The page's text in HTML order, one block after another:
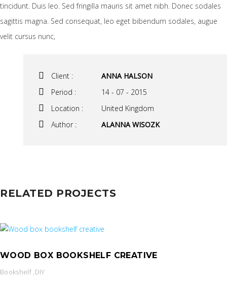
tincidunt. Duis leo. Sed fringilla mauris sit amet nibh. Donec sodales
sagittis magna. Sed consequat, leo eget bibendum sodales, augue
velit cursus nunc,
Client :
ANNA HALSON
Period :
14 - 07 - 2015
Location :
United Kingdom
Author :
ALANNA WISOZK
RELATED PROJECTS
WOOD BOX BOOKSHELF CREATIVE
Bookshelf,DIY